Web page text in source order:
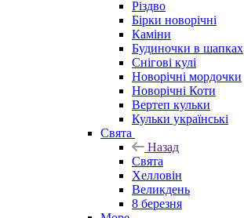
Різдво
Бірки новорічні
Каміни
Будиночки в шапках
Снігові кулі
Новорічні мордочки
Новорічні Коти
Вертеп кульки
Кульки українські
Свята
Назад
Свята
Хелловін
Великдень
8 березня